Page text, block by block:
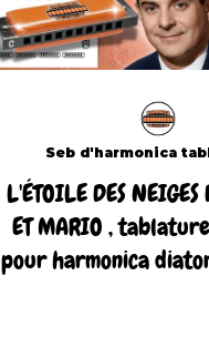
L'ÉTOILE DES NEIGES
ET MARIO , tablature
pour harmonica